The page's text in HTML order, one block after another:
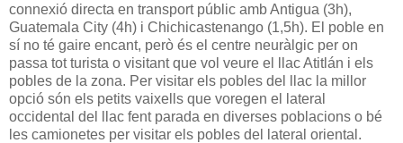
connexió directa en transport públic amb Antigua (3h),
Guatemala City (4h) i Chichicastenango (1,5h). El poble en
sí no té gaire encant, però és el centre neuràlgic per on
passa tot turista o visitant que vol veure el llac Atitlán i els
pobles de la zona. Per visitar els pobles del llac la millor
opció són els petits vaixells que voregen el lateral
occidental del llac fent parada en diverses poblacions o bé
les camionetes per visitar els pobles del lateral oriental.